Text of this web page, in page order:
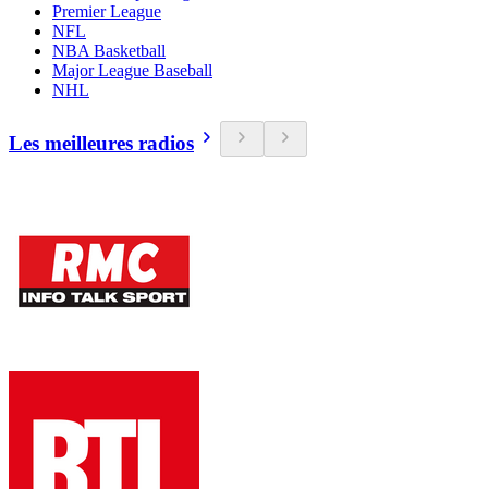
Premier League
NFL
NBA Basketball
Major League Baseball
NHL
Les meilleures radios